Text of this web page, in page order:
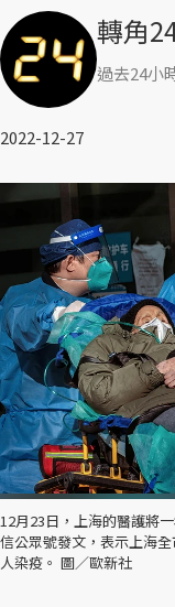
轉角
過去24小
2022-12-27
12月23日，上海的醫護將
信公眾號發文，表示上海
人染疫。 圖／歐新社